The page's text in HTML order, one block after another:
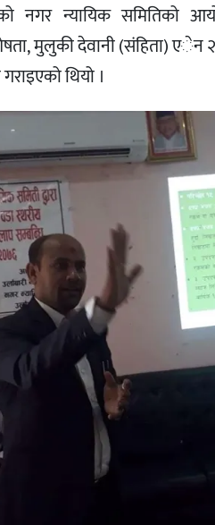
नगर न्यायिक समितिको
मुलुकी देवानी (संहिता)
थियो ।